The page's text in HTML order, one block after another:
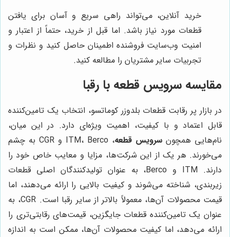
خرید آنلاین، می‌تواند راهی سریع و آسان برای یافتن
قطعات مورد نیاز باشد. اما قبل از خرید، حتماً از اعتبار و
امنیت وب‌سایت فروشنده اطمینان حاصل کنید و نظرات و
تجربیات سایر مشتریان را مطالعه کنید.
مقایسه سرویس قطعه با رقبا
در بازار پر رقابت قطعات بلدوزر کوماتسو، انتخاب یک تامین‌کننده
قابل اعتماد و با کیفیت، اهمیت ویژه‌ای دارد. در این میان،
نام‌هایی همچون سرویس قطعه
، ITM، Berco و CGR به چشم
می‌خورند. هر یک از این شرکت‌ها، مزایا و معایب خاص خود را
دارند. ITM و Berco، به عنوان تولیدکنندگان اصلی قطعات
زیربندی، شناخته می‌شوند و کیفیت بالایی را ارائه می‌دهند، اما
قیمت محصولات آن‌ها، معمولاً بالاتر از سایر رقبا است. CGR، به
عنوان یک تامین‌کننده قطعات جایگزین، قیمت‌های رقابتی‌تری را
ارائه می‌دهد، اما کیفیت محصولات آن‌ها، ممکن است به اندازه